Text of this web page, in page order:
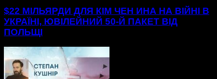
$22 МІЛЬЯРДИ ДЛЯ КІМ ЧЕН ИНА НА ВІЙНІ В
УКРАЇНІ, ЮВІЛЕЙНИЙ 50-Й ПАКЕТ ВІД
ПОЛЬЩІ